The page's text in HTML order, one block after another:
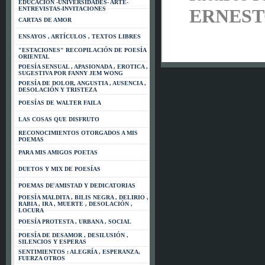
EDUCACIÓN -UNIVERSIDADES- ARTE-
ENTREVISTAS-INVITACIONES
CARTAS DE AMOR
ENSAYOS , ARTÍCULOS , TEXTOS LIBRES
"ESTACIONES" RECOPILACIÓN DE POESÍA
ORIENTAL
POESÍA SENSUAL , APASIONADA , EROTICA ,
SUGESTIVA POR FANNY JEM WONG
POESÍA DE DOLOR, ANGUSTIA , AUSENCIA ,
DESOLACIÓN Y TRISTEZA
POESÍAS DE WALTER FAILA
LAS COSAS QUE DISFRUTO
RECONOCIMIENTOS OTORGADOS A MIS
POEMAS
PARA MIS AMIGOS POETAS
DUETOS Y MIX DE POESÍAS
POEMAS DE AMISTAD Y DEDICATORIAS
POESÍA MALDITA , BILIS NEGRA , DELIRIO ,
RABIA , IRA , MUERTE , DESOLACIÓN ,
LOCURA
POESÍA PROTESTA , URBANA , SOCIAL
POESÍA DE DESAMOR , DESILUSIÓN ,
SILENCIOS Y ESPERAS
SENTIMIENTOS : ALEGRÍA , ESPERANZA,
FUERZA OTROS
*
*